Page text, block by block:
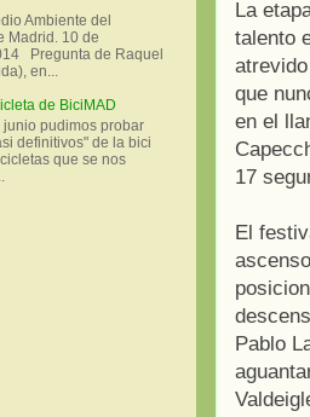
La
talento
que
en el
17
El
Pablo
Ambiente del
Madrid. 10 de
Pregunta de Raquel
en...
de BiciMAD
junio pudimos probar
definitivos" de la bici
que se nos